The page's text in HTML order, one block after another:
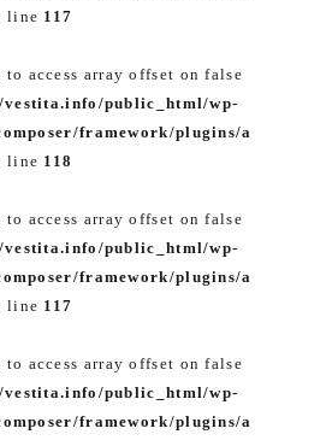
line 117
access array offset on false
vestita.info/public_html/wp-
framework/plugins/a
line 118
access array offset on false
vestita.info/public_html/wp-
framework/plugins/a
line 117
access array offset on false
vestita.info/public_html/wp-
framework/plugins/a